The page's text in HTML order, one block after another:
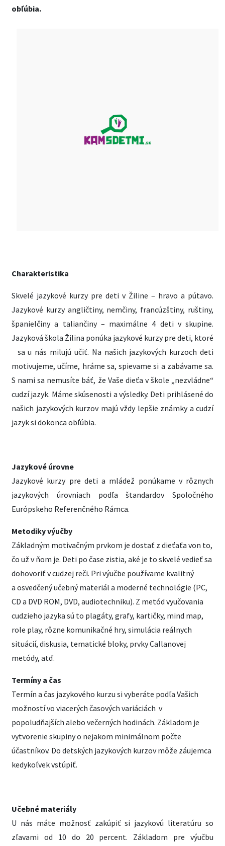
obľúbia.
Charakteristika
Skvelé jazykové kurzy pre deti v Žiline – hravo a pútavo.
Jazykové kurzy angličtiny, nemčiny, francúzštiny, ruštiny,
španielčiny a taliančiny – maximálne 4 deti v skupine.
Jazyková škola Žilina ponúka jazykové kurzy pre deti, ktoré
sa u nás milujú učiť. Na našich jazykových kurzoch deti
motivujeme, učíme, hráme sa, spievame si a zabávame sa.
S nami sa nemusíte báť, že Vaše dieťa v škole „nezvládne“
cudzí jazyk. Máme skúsenosti a výsledky. Deti prihlásené do
našich jazykových kurzov majú vždy lepšie známky a cudzí
jazyk si dokonca obľúbia.
Jazykové úrovne
Jazykové kurzy pre deti a mládež ponúkame v rôznych
jazykových úrovniach podľa štandardov Spoločného
Európskeho Referenčného Rámca.
Metodiky výučby
Základným motivačným prvkom je dostať z dieťaťa von to,
čo už v ňom je. Deti po čase zistia, aké je to skvelé vedieť sa
dohovoriť v cudzej reči. Pri výučbe používame kvalitný
a osvedčený učebný materiál a moderné technológie (PC,
CD a DVD ROM, DVD, audiotechniku). Z metód vyučovania
cudzieho jazyka sú to plagáty, grafy, kartičky, mind map,
role play, rôzne komunikačné hry, simulácia reálnych
situácií, diskusia, tematické bloky, prvky Callanovej
metódy, atď.
Termíny a čas
Termín a čas jazykového kurzu si vyberáte podľa Vašich
možností vo viacerých časových variáciách v
popoludňajších alebo večerných hodinách. Základom je
vytvorenie skupiny o nejakom minimálnom počte
účastníkov. Do detských jazykových kurzov môže záujemca
kedykoľvek vstúpiť.
Učebné materiály
U nás máte možnosť zakúpiť si jazykovú literatúru so
zľavami od 10 do 20 percent. Základom pre výučbu